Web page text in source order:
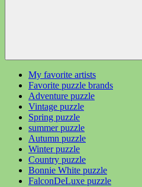
My favorite artists
Favorite puzzle brands
Adventure puzzle
Vintage puzzle
Spring puzzle
summer puzzle
Autumn puzzle
Winter puzzle
Country puzzle
Bonnie White puzzle
FalconDeLuxe puzzle